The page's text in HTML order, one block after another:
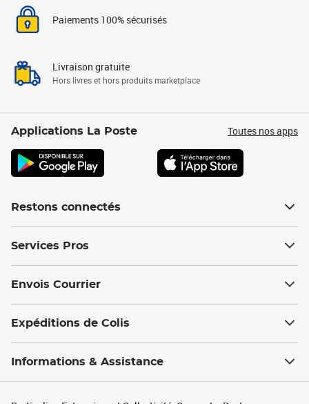
Paiements 100% sécurisés
Livraison gratuite
Hors livres et hors produits marketplace
Applications La Poste Toutes nos apps
Restons connectés
Services Pros
Envois Courrier
Expéditions de Colis
Informations & Assistance